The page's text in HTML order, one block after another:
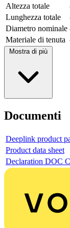
Altezza totale
Lunghezza totale
Diametro nominale
Materiale di tenuta
Mostra di più
Documenti
Deeplink product
Product data sheet
Declaration DOC